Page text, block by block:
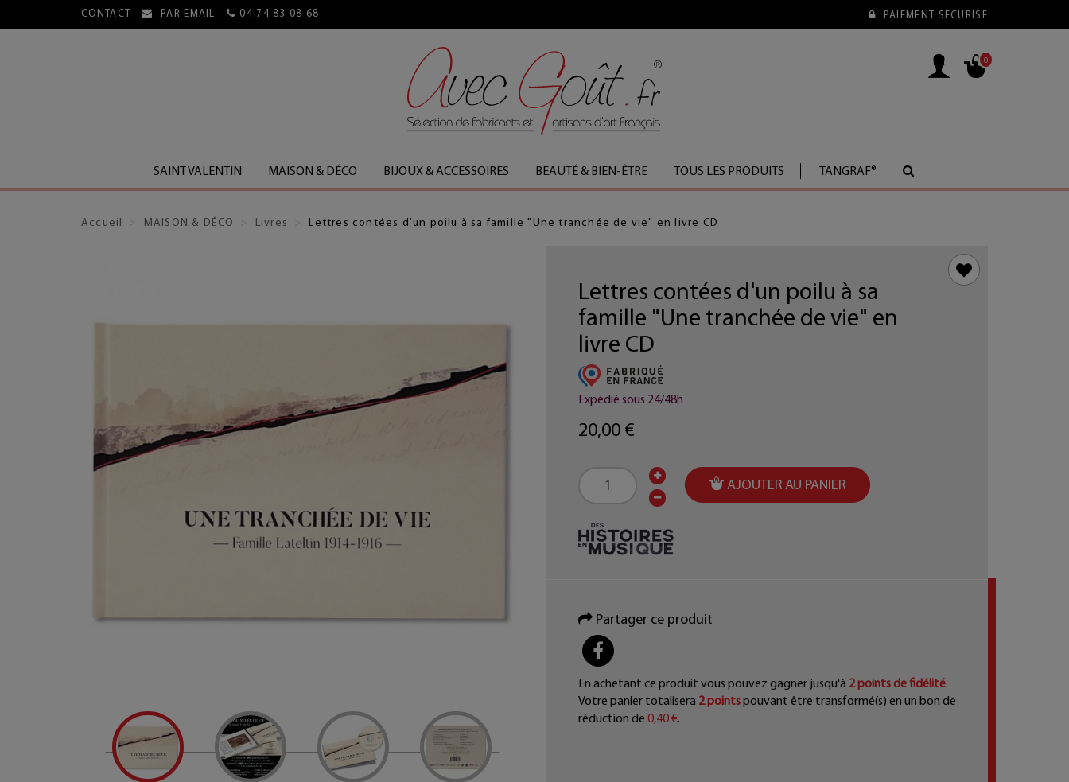
CONTACT PAR EMAIL 04 74 83 08 68 PAIEMENT SÉCURISÉ
0
SAINT VALENTIN MAISON & DÉCO BIJOUX & ACCESSOIRES BEAUTÉ & BIEN-ÊTRE TOUS LES PRODUITS TANGRAF®
Accueil MAISON & DÉCO Livres Lettres contées d'un poilu à sa famille "Une tranchée de vie" en livre CD
Lettres contées d'un poilu à sa
famille "Une tranchée de vie" en
livre CD
Expédié sous 24/48h
20,00 €
AJOUTER AU PANIER
Partager ce produit
PARTAGER
En achetant ce produit vous pouvez gagner jusqu'à 2points de fidélité.
Votre panier totalisera 2pointspouvant être transformé(s) en un bon de
réduction de 0,40 €.